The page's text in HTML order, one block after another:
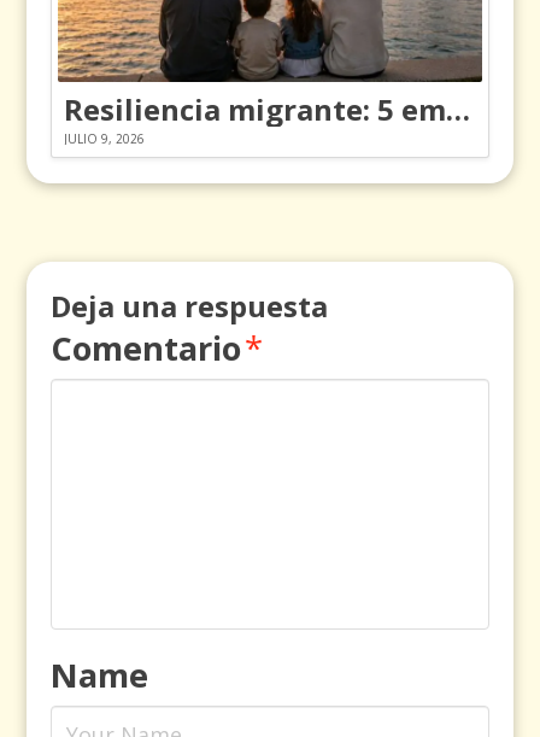
Resiliencia migrante: 5 emociones y cómo gestionarlas
JULIO 9, 2026
Deja una respuesta
Comentario*
Name